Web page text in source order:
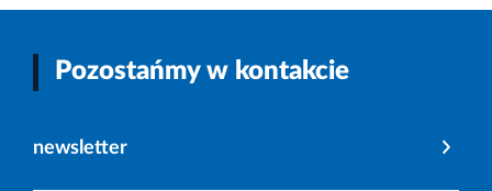
Pozostańmy w kontakcie
newsletter